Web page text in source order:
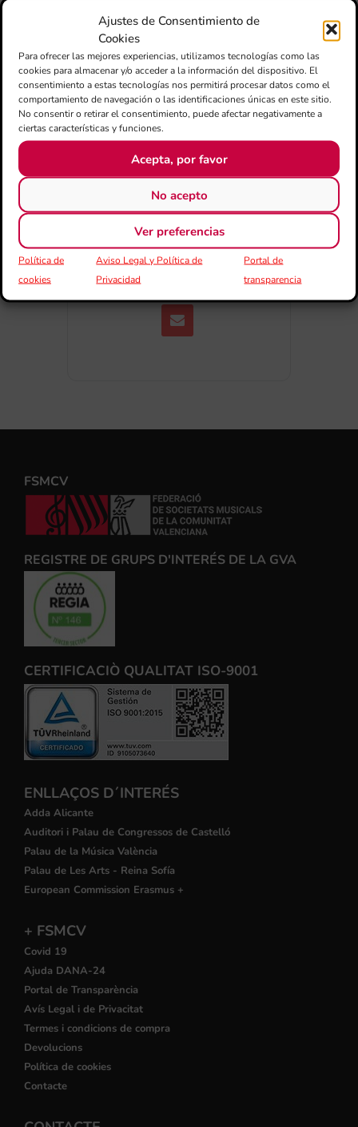
Ajustes de Consentimiento de
Cookies
Para ofrecer las mejores experiencias, utilizamos tecnologías como las
cookies para almacenar y/o acceder a la información del dispositivo. El
consentimiento a estas tecnologías nos permitirá procesar datos como el
comportamiento de navegación o las identificaciones únicas en este sitio.
No consentir o retirar el consentimiento, puede afectar negativamente a
ciertas características y funciones.
Acepta, por favor
No acepto
Ver preferencias
Política de
cookies
Aviso Legal y Política de
Privacidad
Portal de
transparencia
+ Afegir a Google Calendar
Exportar + iCal / Outlook
COMPARTIR
ESDEVENIMENT
FSMCV
REGISTRE DE GRUPS D'INTERÉS DE LA GVA
CERTIFICACIÒ QUALITAT ISO-9001
ENLLAÇOS D´INTERÉS
Adda Alicante
Auditori i Palau de Congressos de Castelló
Palau de la Música València
Palau de Les Arts - Reina Sofía
European Commission Erasmus +
+ FSMCV
Covid 19
Ajuda DANA-24
Portal de Transparència
Avís Legal i de Privacitat
Termes i condicions de compra
Devolucions
Política de cookies
Contacte